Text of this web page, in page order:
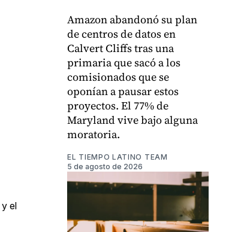
el
Amazon abandonó su plan
de centros de datos en
Calvert Cliffs tras una
primaria que sacó a los
comisionados que se
oponían a pausar estos
proyectos. El 77% de
Maryland vive bajo alguna
moratoria.
EL TIEMPO LATINO TEAM
5 de agosto de 2026